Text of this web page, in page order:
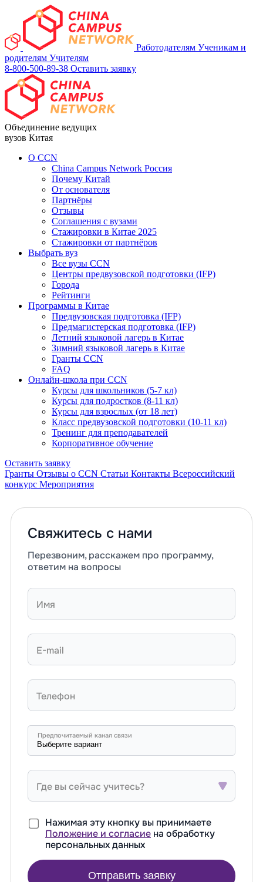
Работодателям Ученикам и
родителям Учителям
8-800-500-89-38 Оставить заявку
Объединение ведущих
вузов Китая
О ССN
China Campus Network Россия
Почему Китай
От основателя
Партнёры
Отзывы
Соглашения с вузами
Стажировки в Китае 2025
Стажировки от партнёров
Выбрать вуз
Все вузы CCN
Центры предвузовской подготовки (IFP)
Города
Рейтинги
Программы в Китае
Предвузовская подготовка (IFP)
Предмагистерская подготовка (IFP)
Летний языковой лагерь в Китае
Зимний языковой лагерь в Китае
Гранты CCN
FAQ
Онлайн-школа при CCN
Курсы для школьников (5-7 кл)
Курсы для подростков (8-11 кл)
Курсы для взрослых (от 18 лет)
Класс предвузовской подготовки (10-11 кл)
Тренинг для преподавателей
Корпоративное обучение
Оставить заявку
Гранты Отзывы о CCN Статьи Контакты Всероссийский
конкурс Мероприятия
Свяжитесь с нами
Перезвоним, расскажем про программу,
ответим на вопросы
Имя
E-mail
Телефон
Предпочитаемый канал связи
Где вы сейчас учитесь?
Нажимая эту кнопку вы принимаете
Положение и согласие на обработку
персональных данных
Отправить заявку